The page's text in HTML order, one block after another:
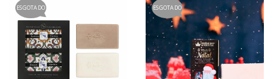
ESGOTADO ESGOTADO